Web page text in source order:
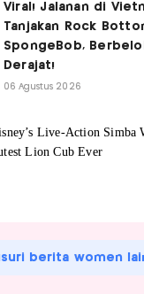
Viral! Jalanan di
Tanjakan Rock
SpongeBob,
Derajat!
06 Agustus 2026
berita women